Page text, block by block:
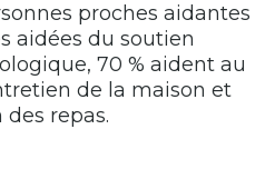
proches aidantes
aidées du soutien
70 % aident au
de la maison et
des repas.